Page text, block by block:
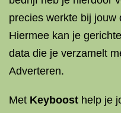
precies werkte bij jouw
Hiermee kan je
data die je verzamelt
Adverteren.
Met Keyboost help je